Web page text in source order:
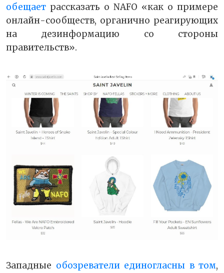
обещает рассказать о NAFO «как о примере
онлайн-сообществ, органично реагирующих
на дезинформацию со стороны
правительств».
Западные обозреватели единогласны в том,